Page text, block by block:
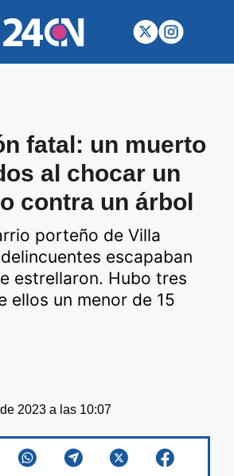
fatal: un muerto
al chocar un
contra un árbol
porteño de Villa
escapaban
estrellaron. Hubo tres
ellos un menor de 15
2023 a las 10:07